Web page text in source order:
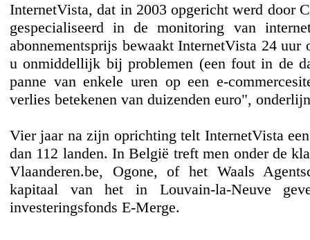
InternetVista, dat in 2003 opgericht werd door
gespecialiseerd in de monitoring van
abonnementsprijs bewaakt InternetVista 24
u onmiddellijk bij problemen (een fout in de
panne van enkele uren op een e-
verlies betekenen van duizenden euro",
Vier jaar na zijn oprichting telt InternetVista
dan 112 landen. In België treft men onder de
Vlaanderen.be, Ogone, of het Waals
kapitaal van het in Louvain-la-Neuve
investeringsfonds E-Merge.